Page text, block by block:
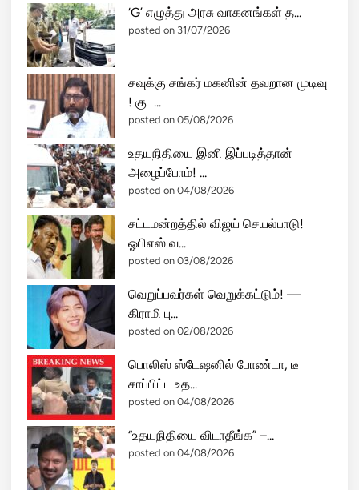
‘G’ எழுத்து அரசு வாகனங்கள் த...
posted on 31/07/2026
சவுக்கு சங்கர் மகனின் தவறான முடிவு
! குட...
posted on 05/08/2026
உதயநிதியை இனி இப்படித்தான்
அழைப்போம்! ...
posted on 04/08/2026
சட்டமன்றத்தில் விஜய் செயல்பாடு!
ஓபிஎஸ் வ...
posted on 03/08/2026
வெறுப்பவர்கள் வெறுக்கட்டும்! —
கிராமி பு...
posted on 02/08/2026
பொலிஸ் ஸ்டேஷனில் போண்டா, டீ
சாப்பிட்ட உத...
posted on 04/08/2026
“உதயநிதியை விடாதீங்க” –...
posted on 04/08/2026